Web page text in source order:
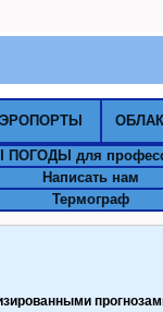
ПОГОДЫ для
Написать нам
Термограф